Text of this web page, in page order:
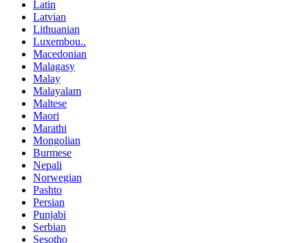
Latin
Latvian
Lithuanian
Luxembou..
Macedonian
Malagasy
Malay
Malayalam
Maltese
Maori
Marathi
Mongolian
Burmese
Nepali
Norwegian
Pashto
Persian
Punjabi
Serbian
Sesotho